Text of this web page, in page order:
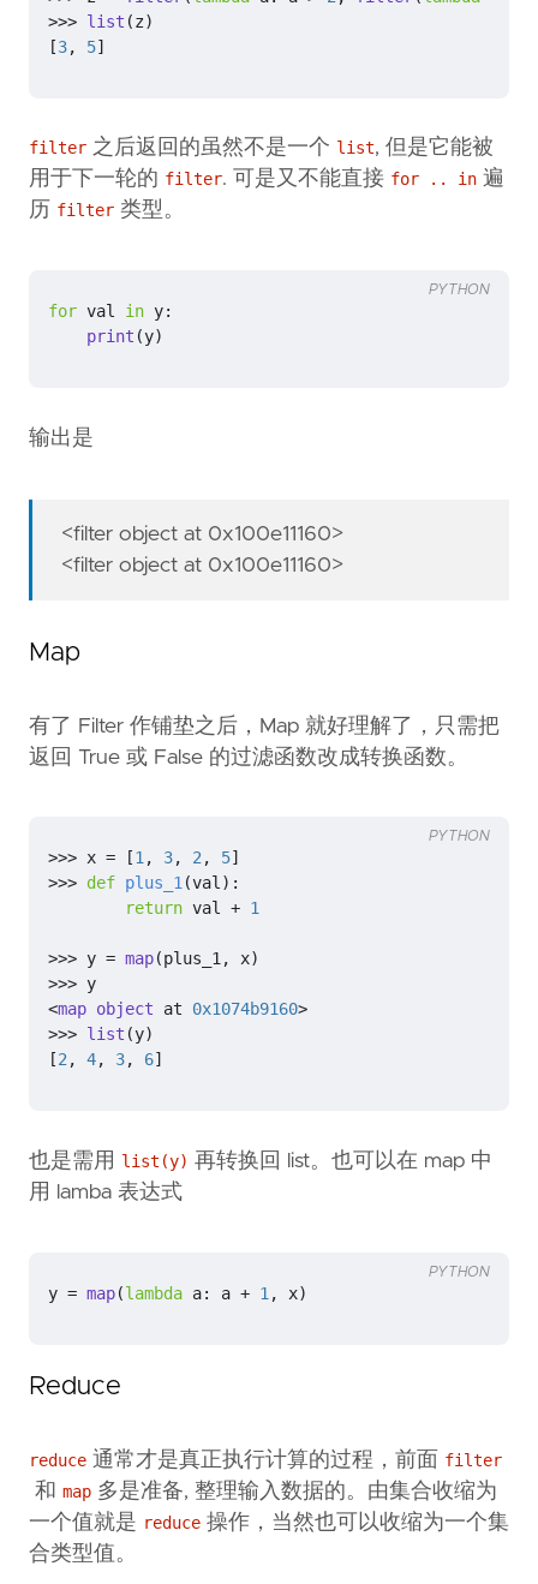
>>> list (z)
[3, 5]
filter 之后返回的虽然不是一个 list, 但是它能被
用于下一轮的 filter. 可是又不能直接 for .. in 遍
历 filter 类型。
for val in y:
print (y)
PYTHON
输出是
<filter object at 0x100e11160>
<filter object at 0x100e11160>
Map
有了 Filter 作铺垫之后，Map 就好理解了，只需把
返回 True 或 False 的过滤函数改成转换函数。
>>> x = [1, 3, 2, 5]
>>> def plus_1(val):
return val + 1
>>> y = map(plus_1, x)
>>> y
<map object at 0x1074b9160>
>>> list (y)
[2, 4, 3, 6]
PYTHON
也是需用 list(y) 再转换回 list。也可以在 map 中
用 lamba 表达式
y = map(lambda a: a + 1 , x)
PYTHON
Reduce
reduce 通常才是真正执行计算的过程，前面 filter
和 map 多是准备, 整理输入数据的。由集合收缩为
一个值就是 reduce 操作，当然也可以收缩为一个集
合类型值。